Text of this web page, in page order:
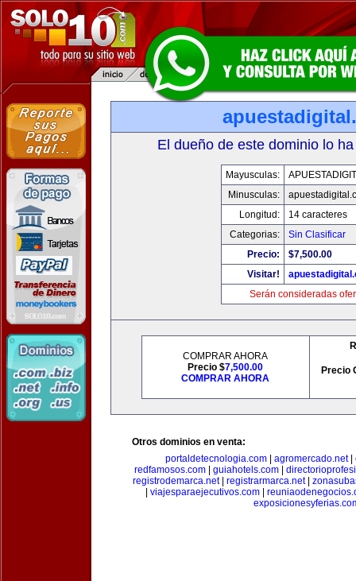
El dueño de este dominio lo
Mayusculas:
Minusculas:
Longitud:
14 caracteres
Categorias:
Sin Clasificar
Precio:
$7,500.00
Visitar!
Serán consideradas
COMPRAR AHORA
Precio $7,500.00
COMPRAR AHORA
Precio
Otros dominios en venta:
portaldetecnologia.com
agromercado.net|
redfamosos.com| guiahotels.com|
registrodemarca.net| registrarmarca.net|
viajesparaejecutivos.com|